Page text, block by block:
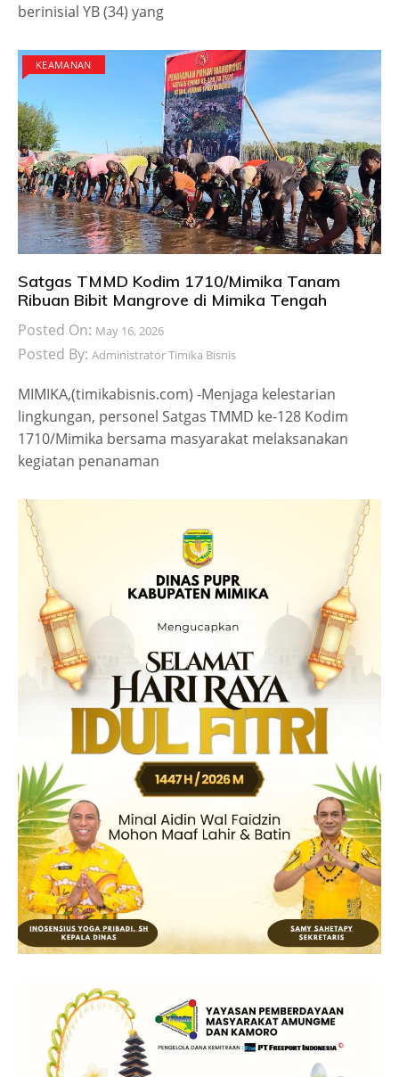
berinisial YB (34) yang
KEAMANAN
Satgas TMMD Kodim 1710/Mimika Tanam
Ribuan Bibit Mangrove di Mimika Tengah
Posted On: May 16, 2026
Posted By: Administrator Timika Bisnis
MIMIKA,(timikabisnis.com) -Menjaga kelestarian
lingkungan, personel Satgas TMMD ke-128 Kodim
1710/Mimika bersama masyarakat melaksanakan
kegiatan penanaman